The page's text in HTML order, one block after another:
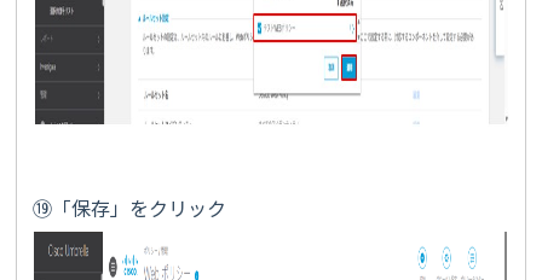
⑲「保存」をクリック